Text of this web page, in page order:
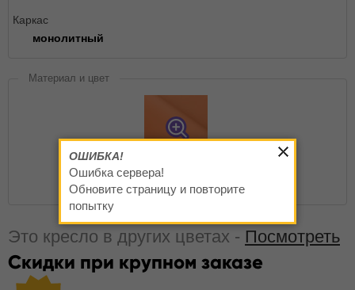
Каркас
монолитный
Материал и цвет
Nappa 410
Это кресло в других цветах - Посмотреть
Скидки при крупном заказе
ОШИБКА!
Ошибка сервера!
Обновите страницу и повторите
попытку